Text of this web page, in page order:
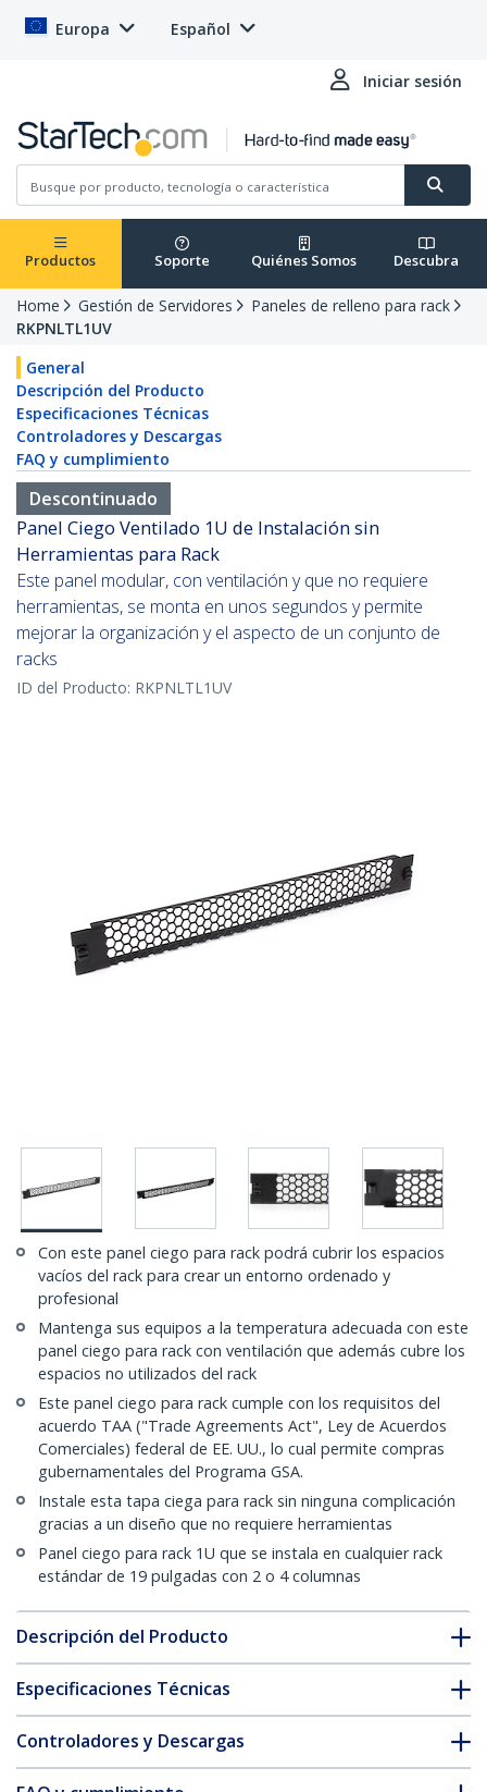
Europa Español
Iniciar sesión
Productos Soporte Quiénes Somos Descubra
Home Gestión de Servidores
Paneles de relleno para rack
RKPNLTL1UV
General
Descripción del Producto
Especificaciones Técnicas
Controladores y Descargas
FAQ y cumplimiento
Descontinuado
Panel Ciego Ventilado 1U de Instalación sin
Herramientas para Rack
Este panel modular, con ventilación y que no requiere
herramientas, se monta en unos segundos y permite
mejorar la organización y el aspecto de un conjunto de
racks
ID del Producto: RKPNLTL1UV
Con este panel ciego para rack podrá cubrir los espacios
vacíos del rack para crear un entorno ordenado y
profesional
Mantenga sus equipos a la temperatura adecuada con este
panel ciego para rack con ventilación que además cubre los
espacios no utilizados del rack
Este panel ciego para rack cumple con los requisitos del
acuerdo TAA ("Trade Agreements Act", Ley de Acuerdos
Comerciales) federal de EE. UU., lo cual permite compras
gubernamentales del Programa GSA.
Instale esta tapa ciega para rack sin ninguna complicación
gracias a un diseño que no requiere herramientas
Panel ciego para rack 1U que se instala en cualquier rack
estándar de 19 pulgadas con 2 o 4 columnas
Descripción del Producto
Especificaciones Técnicas
Controladores y Descargas